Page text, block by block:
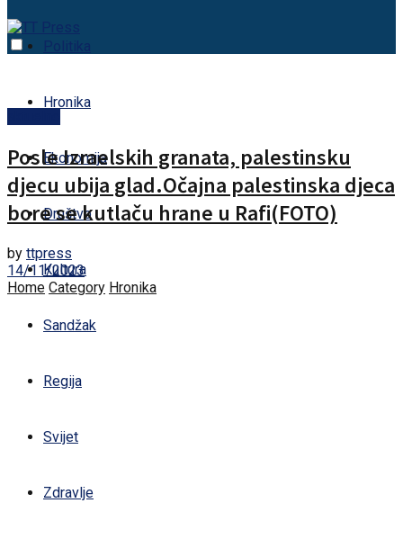
Politika
Hronika
Ekonomija
Društvo
Kultura
Sandžak
Regija
Svijet
Zdravlje
Posle Izraelskih granata, palestinsku
djecu ubija glad.Očajna palestinska djeca
bore se kutlaču hrane u Rafi(FOTO)
by ttpress
14/11/2023
Home Category Hronika